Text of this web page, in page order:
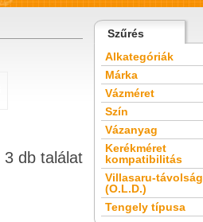
3 db találat
Szűrés
Alkategóriák
Márka
Vázméret
Szín
Vázanyag
Kerékméret
kompatibilitás
Villasaru-távolság
(O.L.D.)
Tengely típusa